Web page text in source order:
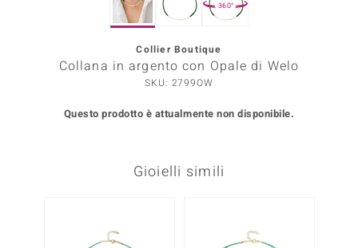
360°
Collier Boutique
Collana in argento con Opale di Welo
SKU: 2799OW
Questo prodotto è attualmente non disponibile.
Gioielli simili